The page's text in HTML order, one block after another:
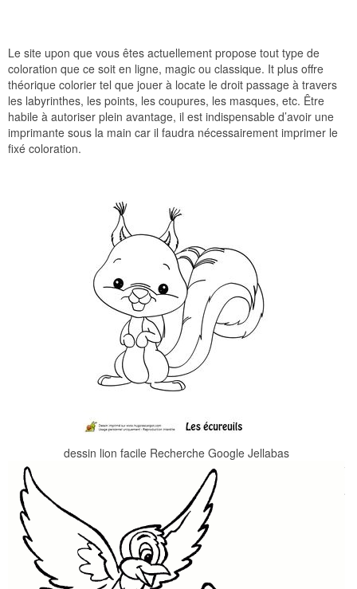
Le site upon que vous êtes actuellement propose tout type de
coloration que ce soit en ligne, magic ou classique. It plus offre
théorique colorier tel que jouer à locate le droit passage à travers
les labyrinthes, les points, les coupures, les masques, etc. Être
habile à autoriser plein avantage, il est indispensable d’avoir une
imprimante sous la main car il faudra nécessairement imprimer le
fixé coloration.
dessin lion facile Recherche Google Jellabas